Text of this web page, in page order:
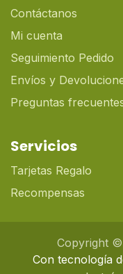
Contáctanos
Mi cuenta
Seguimiento Pedido
Envíos y
Preguntas
Servicios
Tarjetas Regalo
Recompensas
Copyright
Con tecnología